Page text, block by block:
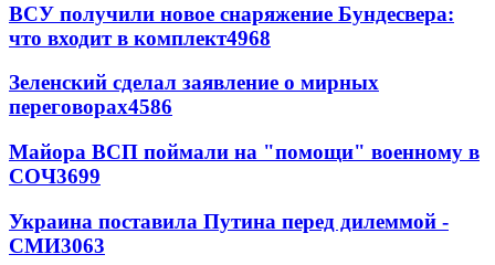
ВСУ получили новое снаряжение Бундесвера:
что входит в комплект4968
Зеленский сделал заявление о мирных
переговорах4586
Майора ВСП поймали на "помощи" военному в
СОЧ3699
Украина поставила Путина перед дилеммой -
СМИ3063